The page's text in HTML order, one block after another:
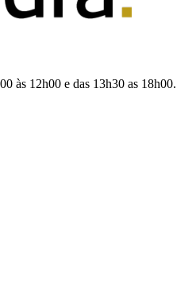
às 12h00 e das 13h30 as 18h00.